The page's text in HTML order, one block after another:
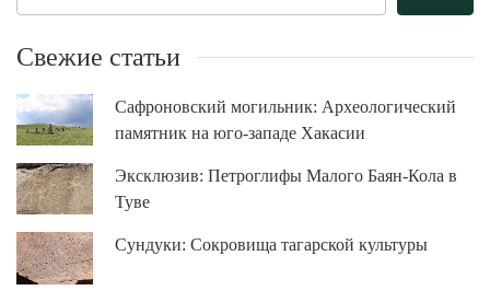
Свежие статьи
Сафроновский могильник: Археологический
памятник на юго-западе Хакасии
Эксклюзив: Петроглифы Малого Баян-Кола в
Туве
Сундуки: Сокровища тагарской культуры